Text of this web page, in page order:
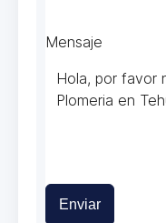
Mensaje
Enviar